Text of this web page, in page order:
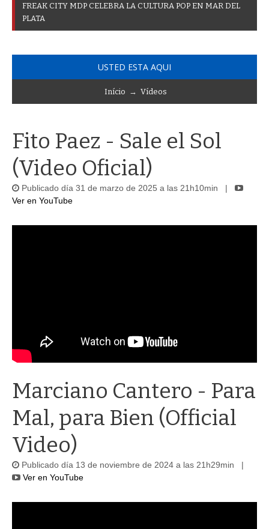
FREAK CITY MDP CELEBRA LA CULTURA POP EN MAR DEL
PLATA
USTED ESTA AQUI
Início → Vídeos
Fito Paez - Sale el Sol
(Video Oficial)
Publicado día 31 de marzo de 2025 a las 21h10min |
Ver en YouTube
Marciano Cantero - Para
Mal, para Bien (Official
Video)
Publicado día 13 de noviembre de 2024 a las 21h29min |
Ver en YouTube